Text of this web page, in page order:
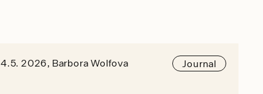
4.5. 2026, Barbora Wolfova Journal